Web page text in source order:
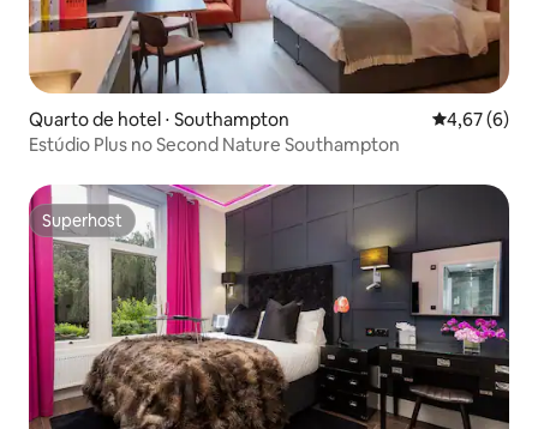
Quarto de hotel ⋅ Southampton 4,67 de uma
4,67 (6)
Estúdio Plus no Second Nature Southampton
Superhost
Superhost